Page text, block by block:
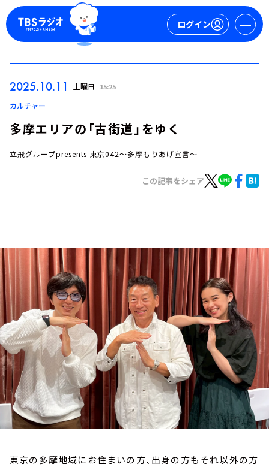
ログイン
トピックス
TBS Podcast
お知らせ
イベント・グッズ
YouTube
会社情報
2025.10.11 土曜日 15:25
カルチャー
多摩エリアの「古街道」をゆく
立飛グループpresents 東京042～多摩もりあげ宣言～
この記事をシェア
東京の多摩地域にお住まいの方、出身の方もそれ以外の方